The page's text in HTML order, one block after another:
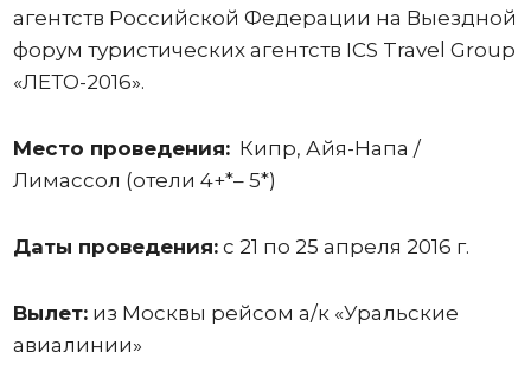
агентств Российской Федерации на Выездной
форум туристических агентств ICS Travel Group
«ЛЕТО-2016».
Место проведения:Кипр, Айя-Напа /
Лимассол (отели 4+*– 5*)
Даты проведения:с 21 по 25 апреля 2016 г.
Вылет:из Москвы рейсом а/к «Уральские
авиалинии»